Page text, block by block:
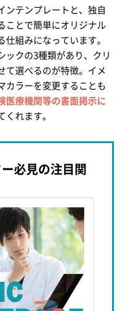
ンテンプレートと、独自
ことで簡単にオリジナル
組みになっています。
ックの3種類があり、クリ
て選べるのが特徴。イメ
カラーを変更することも
医療機関等の書面掲示に
れます。
必見の注目関